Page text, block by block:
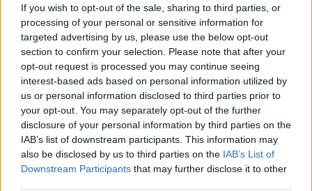
If you wish to opt-out of the sale, sharing to third parties, or
processing of your personal or sensitive information for
targeted advertising by us, please use the below opt-out
section to confirm your selection. Please note that after your
opt-out request is processed you may continue seeing
interest-based ads based on personal information utilized by
us or personal information disclosed to third parties prior to
your opt-out. You may separately opt-out of the further
disclosure of your personal information by third parties on the
IAB’s list of downstream participants. This information may
also be disclosed by us to third parties on the IAB’s List of
Downstream Participants that may further disclose it to other
Οι ερευνητές τονίζουν ότι ηεπαρκής
πρόσληψη βιταμίνης Β12 και φυλλικού οξέος
μέσω μιας ισορροπημένης διατροφής μπορεί να
συμβάλει στη διατήρησηφυσιολογικών
επιπέδων ομοκυστεΐνηςκαι, κατ’ επέκταση,
στη συνολική ευεξία.
Η μελέτη με μια ματιά
Συμμετείχαν περίπου 600 υγιείς ενήλικες
στην Ιαπωνία.